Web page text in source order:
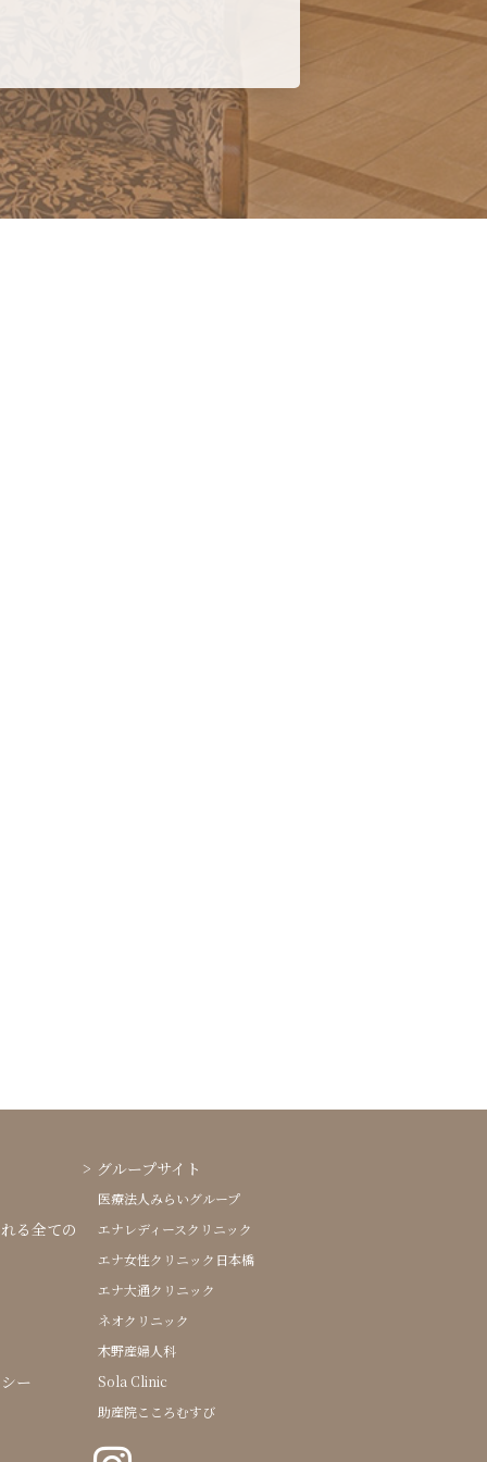
る全ての
ー
グループサイト
医療法人みらいグループ
エナレディースクリニック
エナ女性クリニック日本橋
エナ大通クリニック
ネオクリニック
木野産婦人科
Sola Clinic
助産院こころむすび